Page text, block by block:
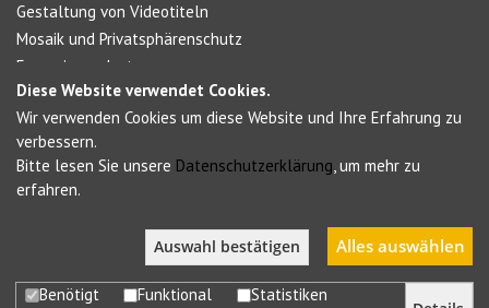
Gestaltung von Videotiteln
Mosaik und Privatsphärenschutz
Forensic products
Social Networks
Diese Website verwendet Cookies.
Wir verwenden Cookies um diese Website und Ihre Erfahrung zu
verbessern.
Bitte lesen Sie unsere Datenschutzerklärung, um mehr zu
erfahren.
Auswahl bestätigen Alles auswählen
Benötigt Funktional Statistiken